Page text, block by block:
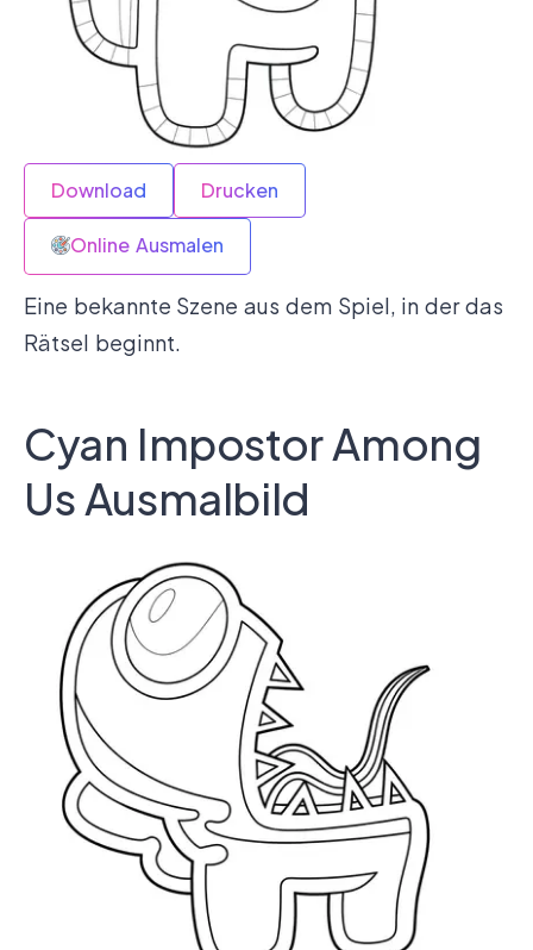
Download Drucken
Online Ausmalen
Eine bekannte Szene aus dem Spiel, in der das
Rätsel beginnt.
Cyan Impostor Among
Us Ausmalbild